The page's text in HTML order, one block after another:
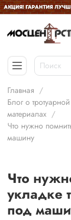
Главная
Блог о
материалах
Что нужно
машину
Что
укладке
под